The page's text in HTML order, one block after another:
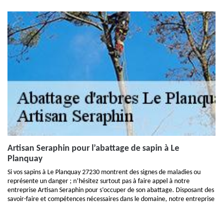
Artisan Seraphin pour l’abattage de sapin à Le
Planquay
Si vos sapins à Le Planquay 27230 montrent des signes de maladies ou
représente un danger ; n’hésitez surtout pas à faire appel à notre
entreprise Artisan Seraphin pour s’occuper de son abattage. Disposant des
savoir-faire et compétences nécessaires dans le domaine, notre entreprise